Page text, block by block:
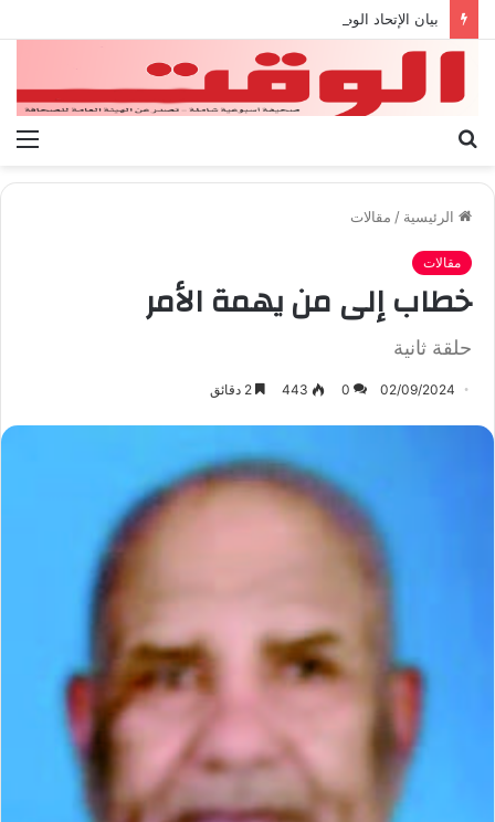
بيان الإتحاد الوطنى العام لعمال ليبيا
الرئيسية / مقالات
مقالات
خطاب إلى من يهمة الأمر
حلقة ثانية
02/09/2024
0
443